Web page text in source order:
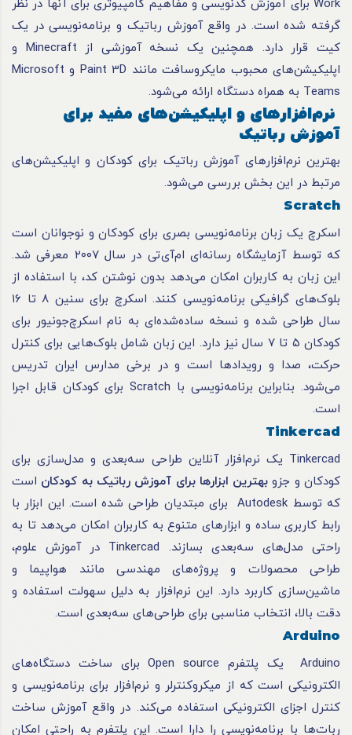
Work برای آموزش کدنویسی و مفاهیم کامپیوتری برای آنها در نظر
گرفته شده است. در واقع آموزش رباتیک و برنامه‌نویسی در یک
کیت قرار دارد. همچنین یک نسخه آموزشی از Minecraft و
اپلیکیشن‌های محبوب مایکروسافت مانند Paint 3D و Microsoft
Teams به همراه دستگاه ارائه می‌شود.
نرم‌افزارهای و اپلیکیشن‌های مفید برای
آموزش رباتیک
بهترین نرم‌افزارهای آموزش رباتیک برای کودکان و اپلیکیشن‌های
مرتبط در این بخش بررسی می‌شود.
Scratch
اسکرچ یک زبان برنامه‌نویسی بصری برای کودکان و نوجوانان است
که توسط آزمایشگاه رسانه‌ای ام‌آی‌تی در سال ۲۰۰۷ معرفی شد.
این زبان به کاربران امکان می‌دهد بدون نوشتن کد، با استفاده از
بلوک‌های گرافیکی برنامه‌نویسی کنند. اسکرچ برای سنین ۸ تا ۱۶
سال طراحی شده و نسخه ساده‌شده‌ای به نام اسکرچ‌جونیور برای
کودکان ۵ تا ۷ سال نیز دارد. این زبان شامل بلوک‌هایی برای کنترل
حرکت، صدا و رویدادها است و در برخی مدارس ایران تدریس
می‌شود. بنابراین برنامه‌نویسی با Scratch برای کودکان قابل اجرا
است.
Tinkercad
Tinkercad یک نرم‌افزار آنلاین طراحی سه‌بعدی و مدل‌سازی برای
کودکان و جزو بهترین ابزارها برای آموزش رباتیک به کودکان است
که توسط Autodesk برای مبتدیان طراحی شده است. این ابزار با
رابط کاربری ساده و ابزارهای متنوع به کاربران امکان می‌دهد تا به
راحتی مدل‌های سه‌بعدی بسازند. Tinkercad در آموزش علوم،
طراحی محصولات و پروژه‌های مهندسی مانند هواپیما و
ماشین‌سازی کاربرد دارد. این نرم‌افزار به دلیل سهولت استفاده و
دقت بالا، انتخاب مناسبی برای طراحی‌های سه‌بعدی است.
Arduino
Arduino یک پلتفرم Open source برای ساخت دستگاه‌های
الکترونیکی است که از میکروکنترلر و نرم‌افزار برای برنامه‌نویسی و
کنترل اجزای الکترونیکی استفاده می‌کند. در واقع آموزش ساخت
ربات‌ها با برنامه‌نویسی را دارا است. این پلتفرم به راحتی امکان